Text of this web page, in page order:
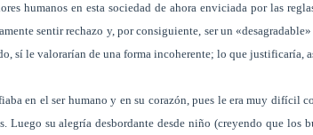
humanos en esta sociedad de ahora enviciada por las
sentir rechazo y, por consiguiente, ser un
sí le valorarían de una forma incoherente; lo que justificaría,
en el ser humano y en su corazón, pues le era muy difícil
Luego su alegría desbordante desde niño (creyendo que los